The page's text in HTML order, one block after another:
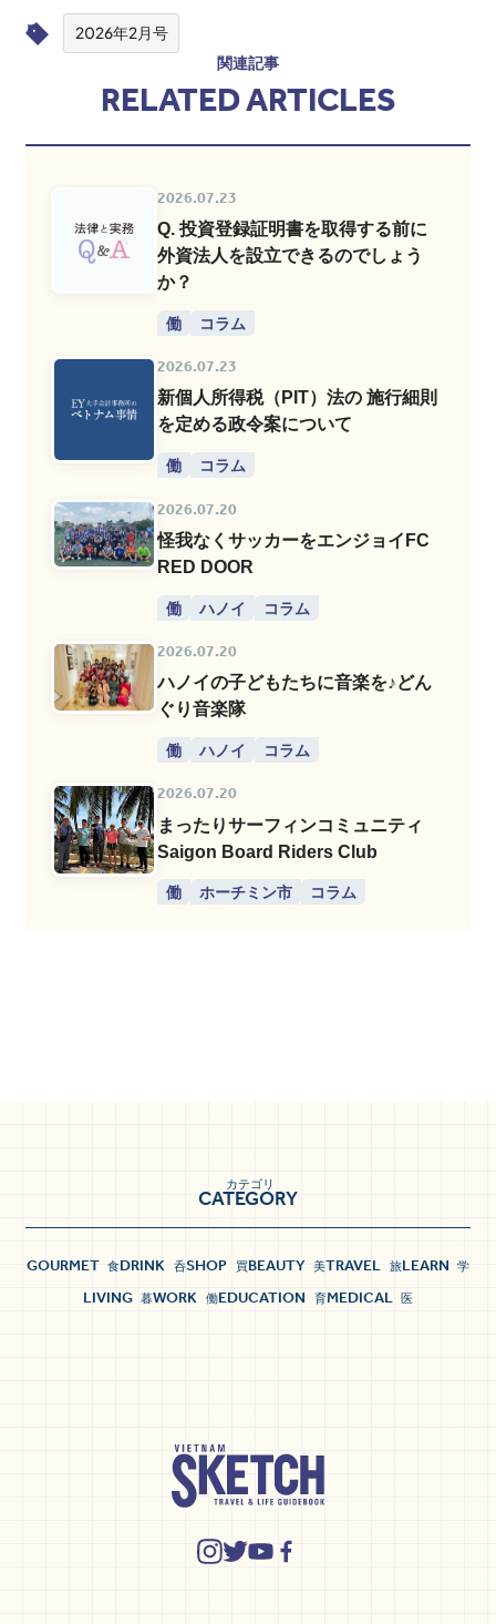
2026年2月号
関連記事
RELATED ARTICLES
2026.07.23
Q. 投資登録証明書を取得する前に
外資法人を設立できるのでしょう
か？
働 コラム
2026.07.23
新個人所得税（PIT）法の 施行細則
を定める政令案について
働 コラム
2026.07.20
怪我なくサッカーをエンジョイFC
RED DOOR
働 ハノイ コラム
2026.07.20
ハノイの子どもたちに音楽を♪どん
ぐり音楽隊
働 ハノイ コラム
2026.07.20
まったりサーフィンコミュニティ
Saigon Board Riders Club
働 ホーチミン市 コラム
CATEGORY
カテゴリ
GOURMET 食DRINK 呑SHOP 買BEAUTY 美TRAVEL 旅LEARN 学
LIVING 暮WORK 働EDUCATION 育MEDICAL 医